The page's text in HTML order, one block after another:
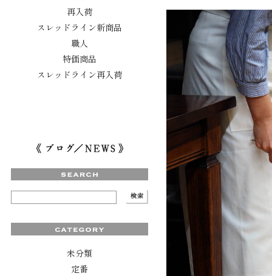
再入荷
スレッドライン新商品
職人
特価商品
スレッドライン再入荷
未分類
定番